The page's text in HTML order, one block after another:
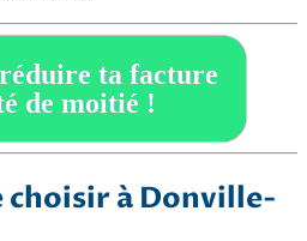
ta facture
de moitié !
à Donville-